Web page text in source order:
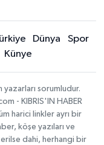
Dünya
Spor
Künye
sorumludur.
- KIBRIS'IN HABER
harici linkler ayrı bir
köşe yazıları ve
dahi, herhangi bir